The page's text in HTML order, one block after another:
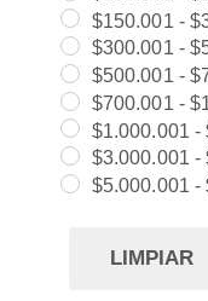
$150.001 - $
$300.001 - $
$500.001 - $
$700.001 - $
$1.000.001 -
$3.000.001 -
$5.000.001 -
LIMPIAR